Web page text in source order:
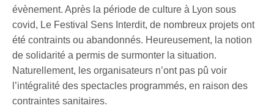
évènement. Après la période de culture à Lyon sous
covid, Le Festival Sens Interdit, de nombreux projets ont
été contraints ou abandonnés. Heureusement, la notion
de solidarité a permis de surmonter la situation.
Naturellement, les organisateurs n’ont pas pû voir
l’intégralité des spectacles programmés, en raison des
contraintes sanitaires.